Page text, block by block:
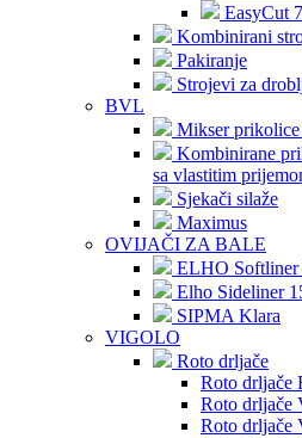
EasyCut
Kombinirani
Pakiranje
Strojevi za
BVL
Mikser prikolice
Kombinirane
sa vlastitim
Sjekači silaže
Maximus
OVIJAČI ZA BALE
ELHO Softliner
Elho Sideliner
SIPMA Klara
VIGOLO
Roto drljače
Roto drljače
Roto drljače
Roto drljače